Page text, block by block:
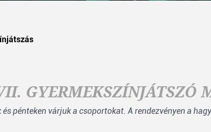
GYERMEKSZÍNJÁTSZÓ
pénteken várjuk a csoportokat. A rendezvényen a